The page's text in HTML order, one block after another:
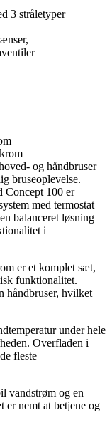
3 stråletyper
og håndbruser
bruseoplevelse.
Concept 100 er
med termostat
balanceret løsning
i
er et komplet sæt,
funktionalitet.
håndbruser, hvilket
under hele
Overfladen i
fleste
vandstrøm og en
er nemt at betjene og